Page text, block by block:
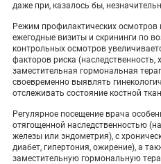
даже при, казалось бы,
Режим профилактических
ежегодные визиты и скрининги по
контрольных осмотров
факторов риска (наследственность,
заместительная гормональная
своевременно выявлять
отслеживать состояние костной
Регулярное посещение врача
отягощенной наследственностью
железы или эндометрия), с
диабет, гипертония, ожирение), а
заместительную гормональную